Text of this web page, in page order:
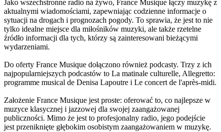
Jako wszechstronne radio na żywo, France Musique łączy muzykę z
aktualnymi wiadomościami, zapewniając codzienne informacje o
sytuacji na drogach i prognozach pogody. To sprawia, że jest to nie
tylko idealne miejsce dla miłośników muzyki, ale także rzetelne
źródło informacji dla tych, którzy są zainteresowani bieżącymi
wydarzeniami.
Do oferty France Musique dołączono również podcasty. Trzy z ich
najpopularniejszych podcastów to La matinale culturelle, Allegretto:
programme musical de Denisa Lapoutre i Le concert de l'après-midi.
Założenie France Musique jest proste: oferować to, co najlepsze w
muzyce klasycznej i jazzowej dla swojej zaangażowanej
publiczności. Mimo że jest to profesjonalny radio, jego podejście
jest przeniknięte głębokim osobistym zaangażowaniem w muzykę.